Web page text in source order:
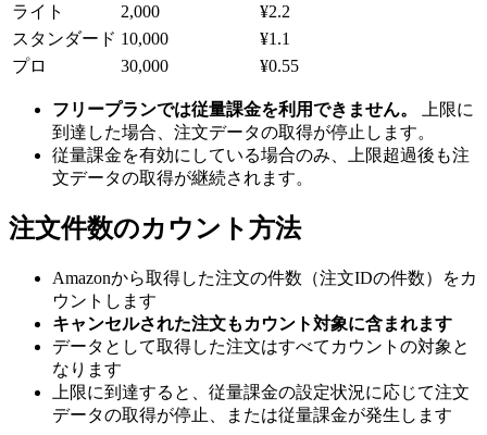
ライト
2,000
¥2.2
スタンダード 10,000
¥1.1
プロ
30,000 ¥0.55
フリープランでは従量課金を利用できません。
上限に
到達した場合、注文データの取得が停止します。
従量課金を有効にしている場合のみ、上限超過後も注
文データの取得が継続されます。
注文件数のカウント方法
Amazonから取得した注文の件数（注文IDの件数）をカ
ウントします
キャンセルされた注文もカウント対象に含まれます
データとして取得した注文はすべてカウントの対象と
なります
上限に到達すると、従量課金の設定状況に応じて注文
データの取得が停止、または従量課金が発生します